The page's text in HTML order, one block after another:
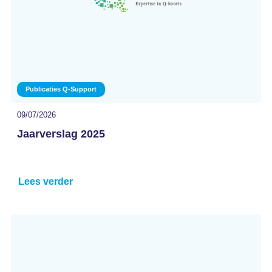
Publicaties Q-Support
09/07/2026
Jaarverslag 2025
Lees verder